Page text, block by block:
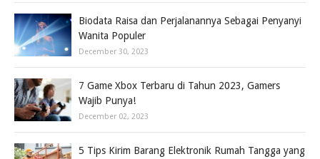
Biodata Raisa dan Perjalanannya Sebagai Penyanyi
Wanita Populer
December 30, 2023
7 Game Xbox Terbaru di Tahun 2023, Gamers
Wajib Punya!
December 02, 2023
5 Tips Kirim Barang Elektronik Rumah Tangga yang